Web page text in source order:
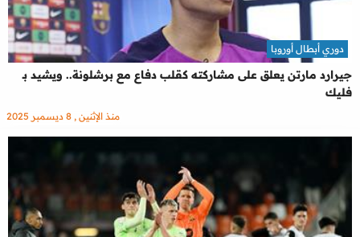
جيرارد مارتن يعلق على مشاركته كقلب دفاع مع برشلونة.. ويشيد بـ
فليك
دوري أبطال أوروبا
منذ الإثنين , 8 ديسمبر 2025